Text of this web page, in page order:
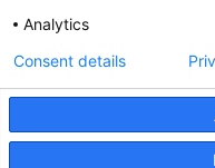
De grootste
Inspiratie op jouw
Analytics
Consent details